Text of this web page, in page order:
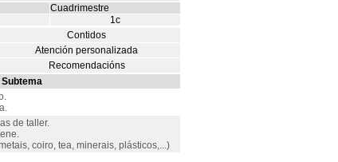
Cuadrimestre
1c
Contidos
Atención personalizada
Recomendacións
Subtema
de taller.
coiro, tea, minerais, plásticos,...)